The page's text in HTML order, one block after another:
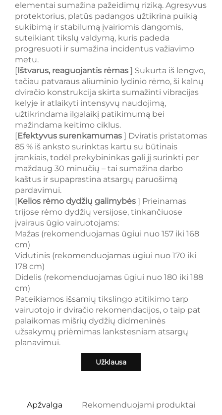
elementai sumažina pažeidimų riziką. Agresyvus
protektorius, platūs padangos užtikrina puikią
sukibimą ir stabilumą įvairiomis dangomis,
suteikiant tikslų valdymą, kuris padeda
progresuoti ir sumažina incidentus važiavimo
metu.
[ Ištvarus, reaguojantis rėmas ] Sukurta iš lengvo,
tačiau patvaraus aliuminio lydinio rėmo, ši kalnų
dviračio konstrukcija skirta sumažinti vibracijas
kelyje ir atlaikyti intensyvų naudojimą,
užtikrindama ilgalaikį patikimumą bei
mažindama keitimo ciklus.
[Efektyvus surenkamumas ] Dviratis pristatomas
85 % iš anksto surinktas kartu su būtinais
įrankiais, todėl prekybininkas gali jį surinkti per
maždaug 30 minučių – tai sumažina darbo
kaštus ir supaprastina atsargų paruošimą
pardavimui.
[Kelios rėmo dydžių galimybės ] Prieinamas
trijose rėmo dydžių versijose, tinkančiuose
įvairaus ūgio vairuotojams:
Mažas (rekomenduojamas ūgiui nuo 157 iki 168
cm)
Vidutinis (rekomenduojamas ūgiui nuo 170 iki
178 cm)
Didelis (rekomenduojamas ūgiui nuo 180 iki 188
cm)
Pateikiamos išsamių tikslingo atitikimo tarp
vairuotojo ir dviračio rekomendacijos, o taip pat
palaikomas mišrių dydžių didmeninės
užsakymų priėmimas lankstesniam atsargų
planavimui.
Užklausa
Apžvalga Rekomenduojami produktai